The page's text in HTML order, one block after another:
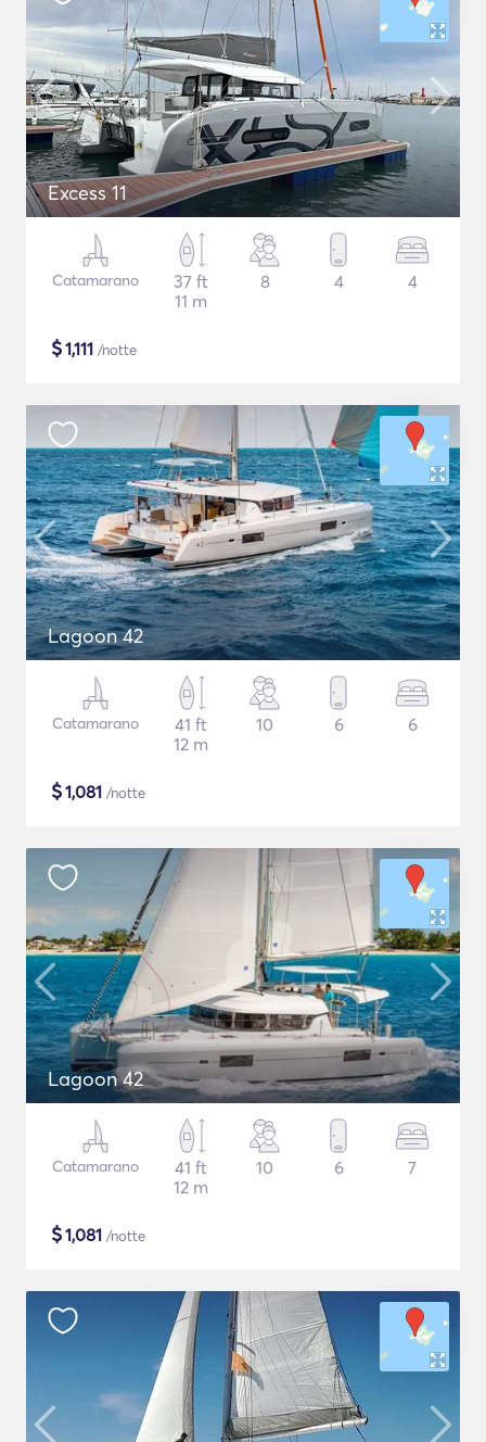
Excess 11
Catamarano
37 ft
11 m
8 4 4
$1,111 /notte
Lagoon 42
Catamarano
41 ft
12 m
10 6 6
$1,081 /notte
Lagoon 42
Catamarano
41 ft
12 m
10 6 7
$1,081 /notte